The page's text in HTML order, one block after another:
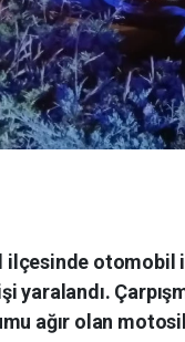
ilçesinde otomobil
yaralandı.
ağır olan